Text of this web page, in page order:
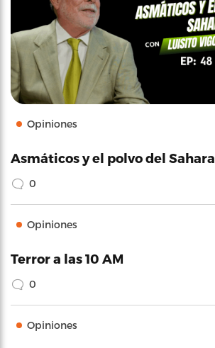
Opiniones
Asmáticos y el polvo del Sahara
0
Opiniones
Terror a las 10 AM
0
Opiniones